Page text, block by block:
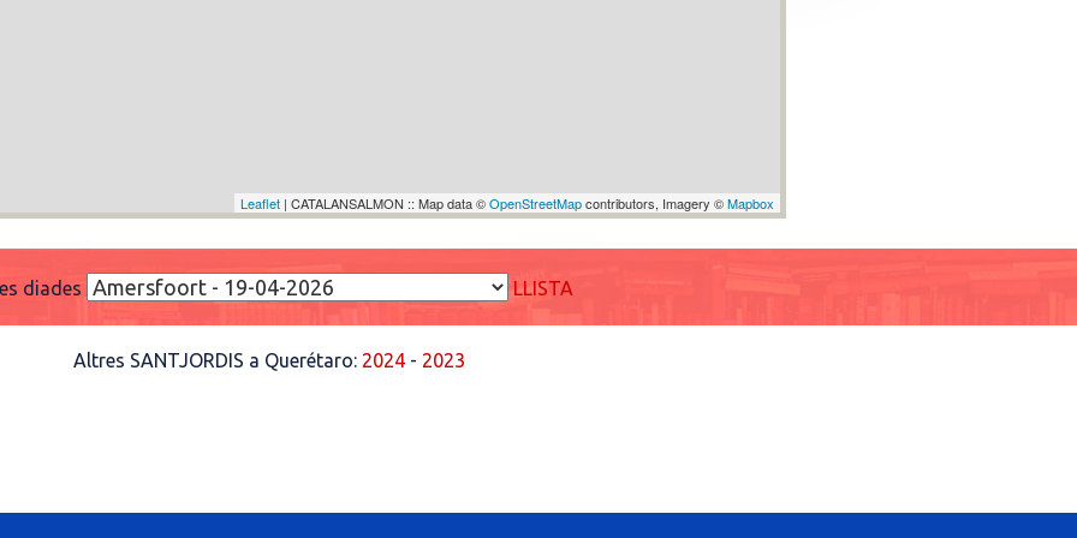
Leaflet | CATALANSALMON :: Map data ©OpenStreetMapcontributors, Imagery ©Mapbox
diades LLISTA
Altres SANTJORDIS a Querétaro: 2024 - 2023